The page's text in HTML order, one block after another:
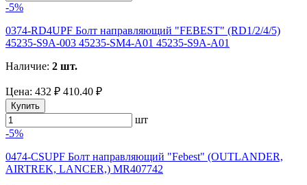
-5%
0374-RD4UPF Болт направляющий "FEBEST" (RD1/2/4/5)
45235-S9A-003 45235-SM4-A01 45235-S9A-A01
Наличие: 2 шт.
Цена: 432 ₽ 410.40 ₽
Купить
шт
-5%
0474-CSUPF Болт направляющий "Febest" (OUTLANDER,
AIRTREK, LANCER,) MR407742